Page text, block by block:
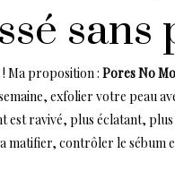
Ma proposition : Pores No
exfolier votre peau
est ravivé, plus éclatant,
matifier, contrôler le sébum